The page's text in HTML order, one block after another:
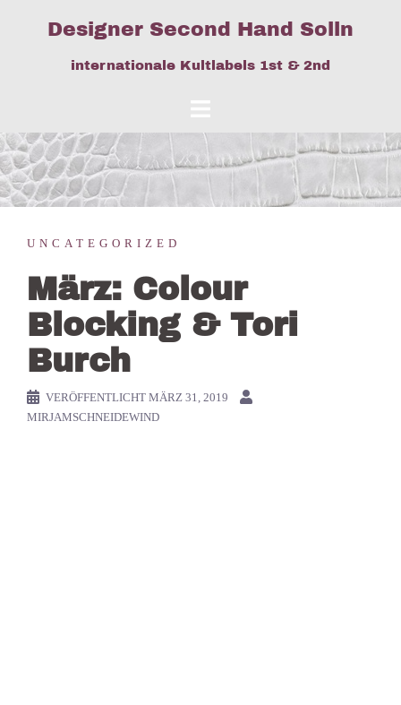
Designer Second Hand Solln
internationale Kultlabels 1st & 2nd
UNCATEGORIZED
März: Colour
Blocking & Tori
Burch
VERÖFFENTLICHT MÄRZ 31, 2019
MIRJAMSCHNEIDEWIND